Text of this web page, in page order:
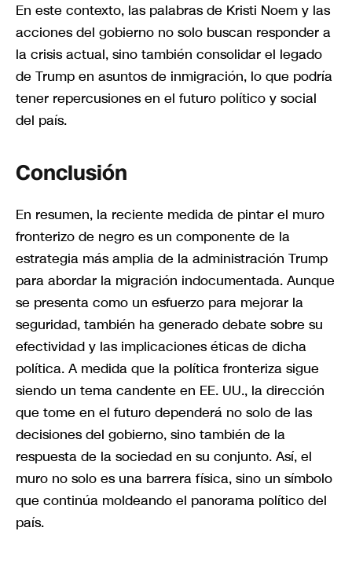
En este contexto, las palabras de Kristi Noem y las
acciones del gobierno no solo buscan responder a
la crisis actual, sino también consolidar el legado
de Trump en asuntos de inmigración, lo que podría
tener repercusiones en el futuro político y social
del país.
Conclusión
En resumen, la reciente medida de pintar el muro
fronterizo de negro es un componente de la
estrategia más amplia de la administración Trump
para abordar la migración indocumentada. Aunque
se presenta como un esfuerzo para mejorar la
seguridad, también ha generado debate sobre su
efectividad y las implicaciones éticas de dicha
política. A medida que la política fronteriza sigue
siendo un tema candente en EE. UU., la dirección
que tome en el futuro dependerá no solo de las
decisiones del gobierno, sino también de la
respuesta de la sociedad en su conjunto. Así, el
muro no solo es una barrera física, sino un símbolo
que continúa moldeando el panorama político del
país.